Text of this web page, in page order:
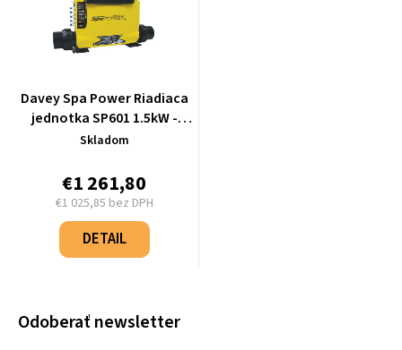
Davey Spa Power Riadiaca
jednotka SP601 1.5kW -
Q601AU-15
Skladom
€1 261,80
€1 025,85 bez DPH
Jednotková
cena:
DETAIL
Odoberať newsletter